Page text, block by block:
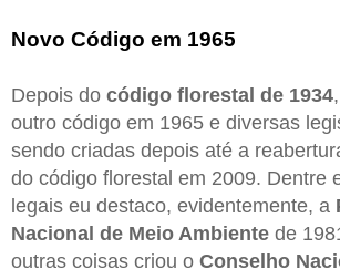
Novo Código em 1965
Depois do código florestal de 1934
outro código em 1965 e diversas
sendo criadas depois até a
do código florestal em 2009. Dentre
legais eu destaco, evidentemente, a
Nacional de Meio Ambiente de
outras coisas criou o Conselho